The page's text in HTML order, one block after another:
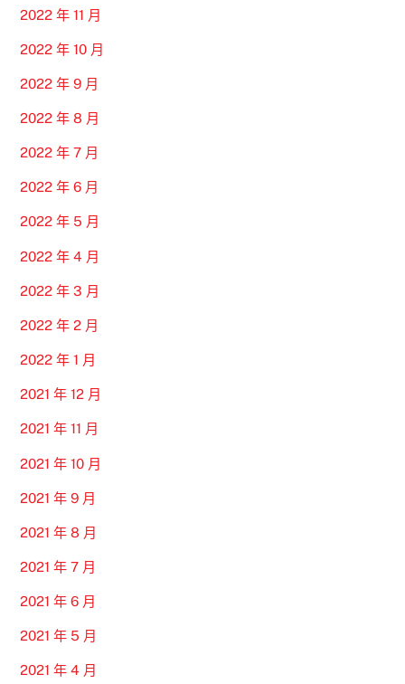
2022 年 11 月
2022 年 10 月
2022 年 9 月
2022 年 8 月
2022 年 7 月
2022 年 6 月
2022 年 5 月
2022 年 4 月
2022 年 3 月
2022 年 2 月
2022 年 1 月
2021 年 12 月
2021 年 11 月
2021 年 10 月
2021 年 9 月
2021 年 8 月
2021 年 7 月
2021 年 6 月
2021 年 5 月
2021 年 4 月